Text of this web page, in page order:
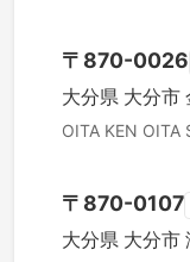
〒 870-0026
大分県 大分市
OITA KEN OITA
〒 870-0107
大分県 大分市